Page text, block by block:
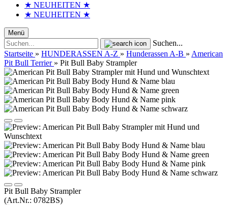
★ NEUHEITEN ★
★ NEUHEITEN ★
Menü
Suchen...
Startseite » HUNDERASSEN A-Z » Hunderassen A-B » American
Pit Bull Terrier » Pit Bull Baby Strampler
Pit Bull Baby Strampler
(Art.Nr.: 0782BS)